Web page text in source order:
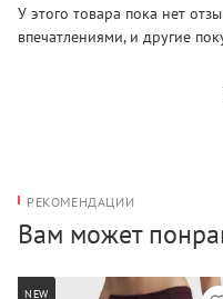
У этого товара пока нет
впечатлениями, и другие
РЕКОМЕНДАЦИИ
Вам может
NEW